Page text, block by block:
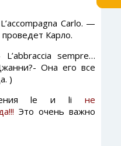
Carlo. —
Карло.
sempre…
Она его все
)
le и liне
Это очень важно